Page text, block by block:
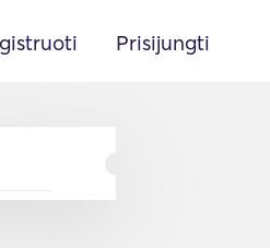
Prisijungti